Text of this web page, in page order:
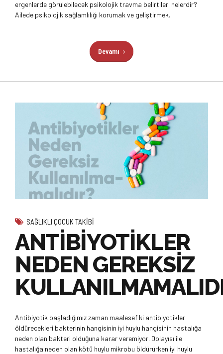
ergenlerde görülebilecek psikolojik travma belirtileri nelerdir?
Ailede psikolojik sağlamlılığı korumak ve geliştirmek.
Devamı
SAĞLIKLI ÇOCUK TAKIBI
ANTİBİYOTİKLER
NEDEN GEREKSİZ
Antibiyotik başladığımız zaman maalesef ki antibiyotikler
öldürecekleri bakterinin hangisinin iyi huylu hangisinin hastalığa
neden olan bakteri olduğuna karar veremiyor. Dolayısı ile
hastalığa neden olan kötü huylu mikrobu öldürürken iyi huylu